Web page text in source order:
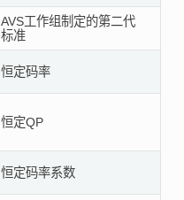
AVS工作组制定的第二代
标准
恒定码率
恒定QP
恒定码率系数